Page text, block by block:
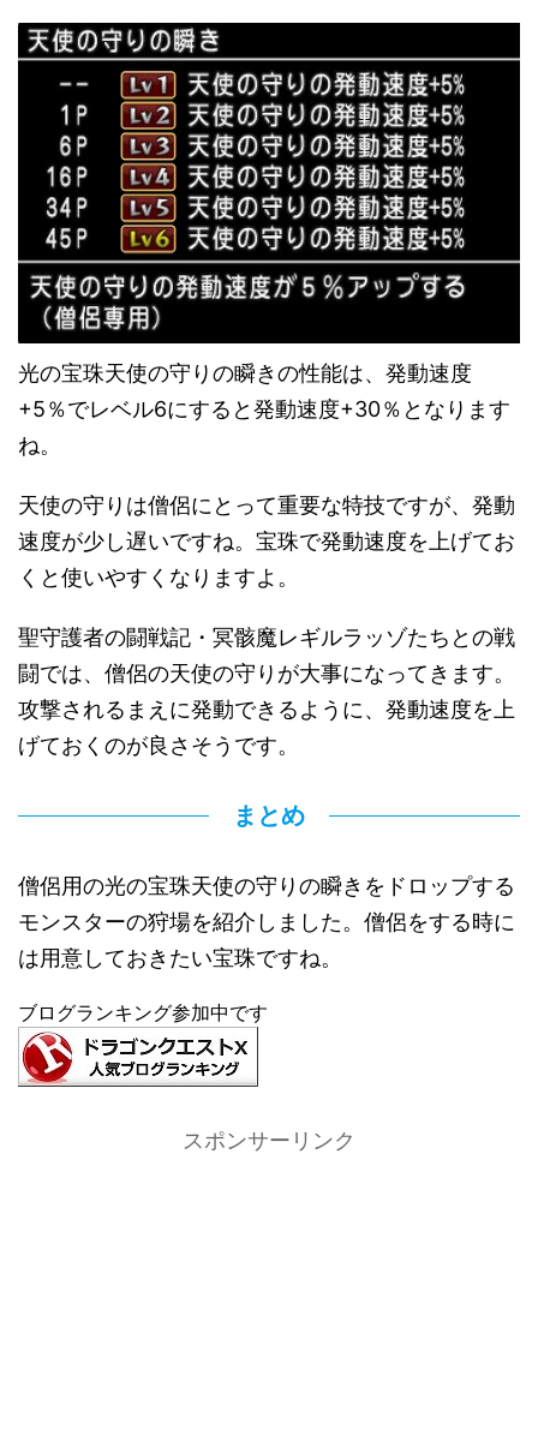
光の宝珠天使の守りの瞬きの性能は、発動速度
+5％でレベル6にすると発動速度+30％となります
ね。
天使の守りは僧侶にとって重要な特技ですが、発動
速度が少し遅いですね。宝珠で発動速度を上げてお
くと使いやすくなりますよ。
聖守護者の闘戦記・冥骸魔レギルラッゾたちとの戦
闘では、僧侶の天使の守りが大事になってきます。
攻撃されるまえに発動できるように、発動速度を上
げておくのが良さそうです。
まとめ
僧侶用の光の宝珠天使の守りの瞬きをドロップする
モンスターの狩場を紹介しました。僧侶をする時に
は用意しておきたい宝珠ですね。
ブログランキング参加中です
スポンサーリンク